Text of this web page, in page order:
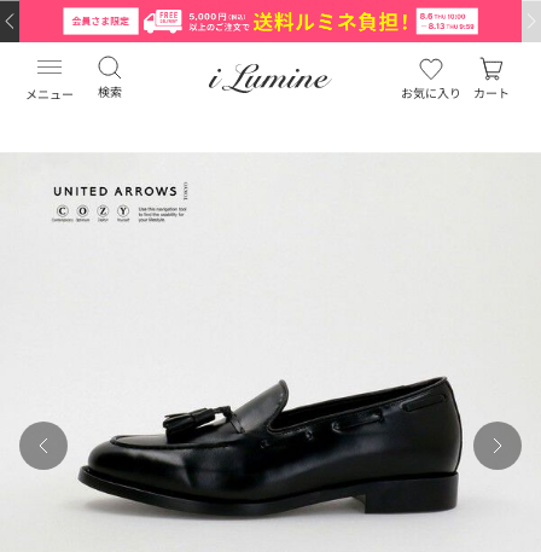
メニュー 検索 お気に入り カート